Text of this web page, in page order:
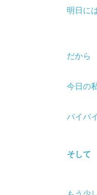
明日に
だから
バイバ
そして